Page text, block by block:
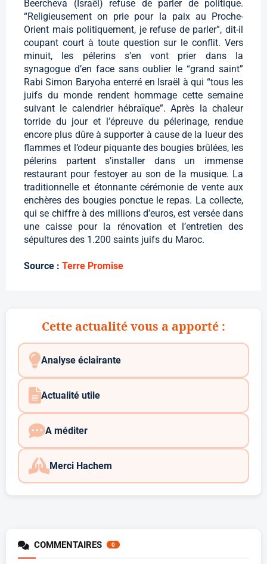
Beercheva (Israël) refuse de parler de politique.
“Religieusement on prie pour la paix au Proche-
Orient mais politiquement, je refuse de parler”, dit-il
coupant court à toute question sur le conflit. Vers
minuit, les pélerins s’en vont prier dans la
synagogue d’en face sans oublier le “grand saint”
Rabi Simon Baryoha enterré en Israël à qui “tous les
juifs du monde rendent hommage cette semaine
suivant le calendrier hébraïque”. Après la chaleur
torride du jour et l’épreuve du pélerinage, rendue
encore plus dûre à supporter à cause de la lueur des
flammes et l’odeur piquante des bougies brûlées, les
pélerins partent s’installer dans un immense
restaurant pour festoyer au son de la musique. La
traditionnelle et étonnante cérémonie de vente aux
enchères des bougies ponctue le repas. La collecte,
qui se chiffre à des millions d’euros, est versée dans
une caisse pour la rénovation et l’entretien des
sépultures des 1.200 saints juifs du Maroc.
Source : Terre Promise
Cette actualité vous a apporté :
Analyse éclairante
Actualité utile
A méditer
Merci Hachem
COMMENTAIRES 0